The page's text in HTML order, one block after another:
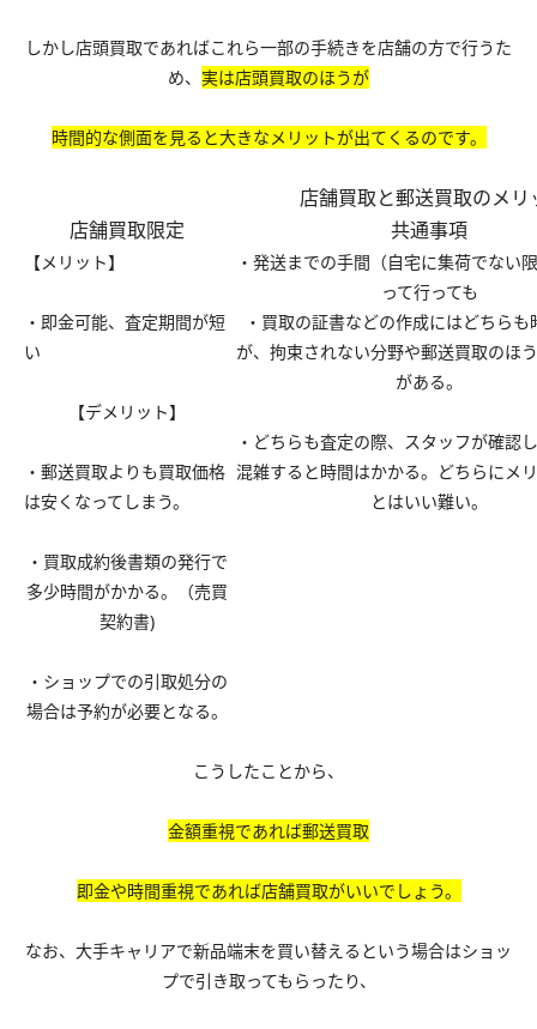
しかし店頭買取であればこれら一部の手続きを店舗の方で行うた
め、 実は店頭買取のほうが
時間的な側面を見ると大きなメリットが出てくるのです。
店舗買取と郵送買取のメ
店舗買取限定
共通事項
【メリット】
・即金可能、査定期間が短
い
【デメリット】
・郵送買取よりも買取価格
は安くなってしまう。
・買取成約後書類の発行で
多少時間がかかる。（売買
契約書)
・ショップでの引取処分の
場合は予約が必要となる。
・発送までの手間（自宅に集荷でない
って行っても
・買取の証書などの作成にはどちらも
が、拘束されない分野や郵送買取のほ
がある。
・どちらも査定の際、スタッフが確認
混雑すると時間はかかる。どちらにメ
とはいい難い。
こうしたことから、
金額重視であれば郵送買取
即金や時間重視であれば店舗買取がいいでしょう。
なお、大手キャリアで新品端末を買い替えるという場合はショッ
プで引き取ってもらったり、